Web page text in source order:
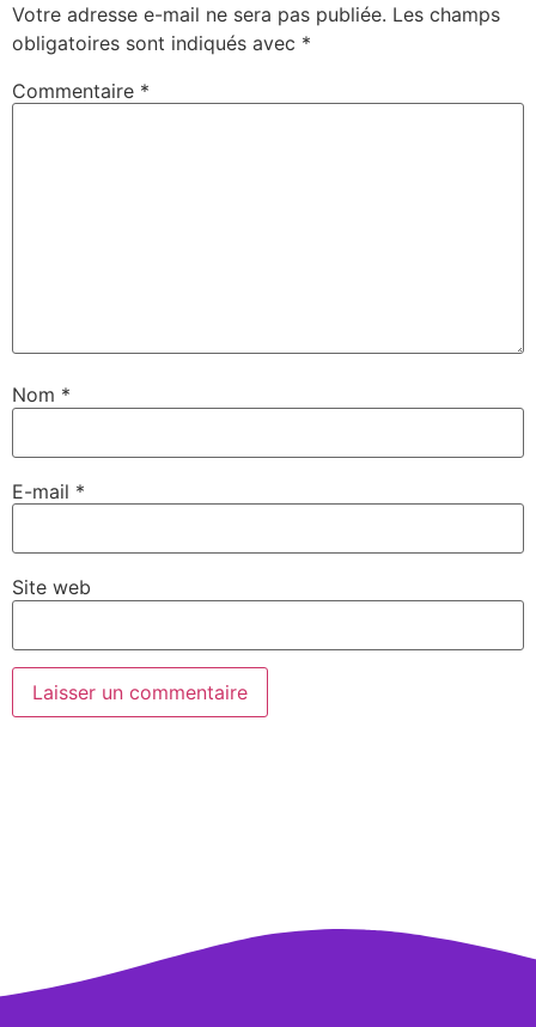
Votre adresse e-mail ne sera pas publiée. Les champs
obligatoires sont indiqués avec *
Commentaire *
Nom *
E-mail *
Site web